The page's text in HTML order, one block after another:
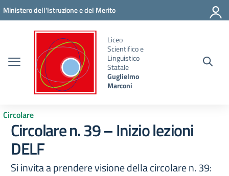
Vai ai contenuti
Vai al menu di navigazione
Vai al footer
Ministero dell'Istruzione e del Merito
Liceo
Scientifico e
Linguistico
Statale
Guglielmo
Marconi
Circolare
Circolare n. 39 – Inizio lezioni
DELF
Si invita a prendere visione della circolare n. 39: